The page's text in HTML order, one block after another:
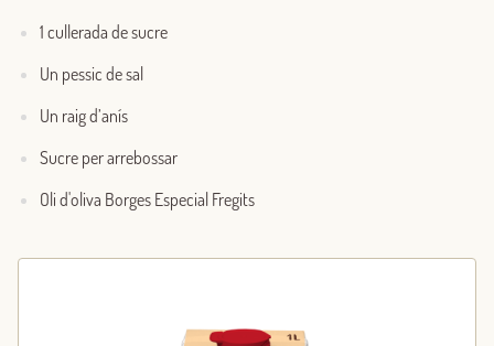
1 cullerada de sucre
Un pessic de sal
Un raig d’anís
Sucre per arrebossar
Oli d'oliva Borges Especial Fregits